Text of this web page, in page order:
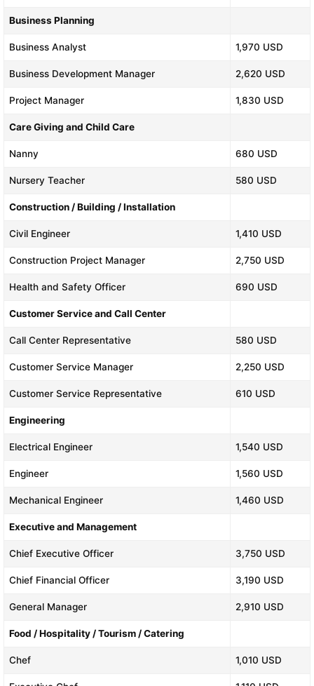
Business Planning
Business Analyst 1,970 USD
Business Development Manager 2,620 USD
Project Manager 1,830 USD
Care Giving and Child Care
Nanny 680 USD
Nursery Teacher 580 USD
Construction / Building / Installation
Civil Engineer 1,410 USD
Construction Project Manager 2,750 USD
Health and Safety Officer 690 USD
Customer Service and Call Center
Call Center Representative 580 USD
Customer Service Manager 2,250 USD
Customer Service Representative 610 USD
Engineering
Electrical Engineer 1,540 USD
Engineer 1,560 USD
Mechanical Engineer 1,460 USD
Executive and Management
Chief Executive Officer 3,750 USD
Chief Financial Officer 3,190 USD
General Manager 2,910 USD
Food / Hospitality / Tourism / Catering
Chef 1,010 USD